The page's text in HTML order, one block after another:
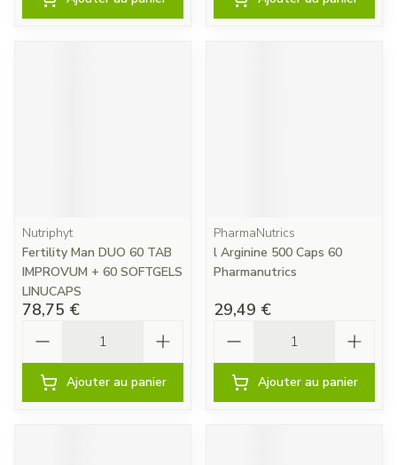
Nutriphyt
Fertility Man DUO 60 TAB
IMPROVUM + 60 SOFTGELS
LINUCAPS
78,75 €
Ajouter au panier
PharmaNutrics
l Arginine 500 Caps 60
Pharmanutrics
29,49 €
Ajouter au panier